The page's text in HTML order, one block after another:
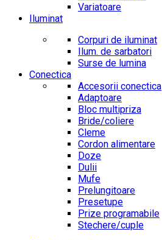
Variatoare
Iluminat
Corpuri de iluminat
Ilum. de sarbatori
Surse de lumina
Conectica
Accesorii conectica
Adaptoare
Bloc multipriza
Bride/coliere
Cleme
Cordon alimentare
Doze
Dulii
Mufe
Prelungitoare
Presetupe
Prize programabile
Stechere/cuple